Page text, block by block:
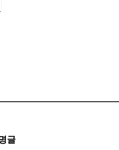
요약 설명글